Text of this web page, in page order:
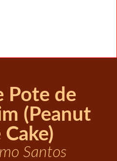
Pote de
(Peanut
Cake)
Santos